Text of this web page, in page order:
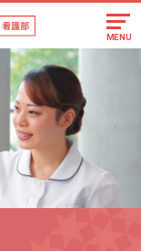
MENU